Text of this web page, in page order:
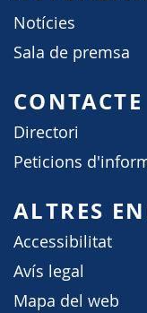
Notícies
Sala de premsa
CONTACTE
Directori
Peticions
ALTRES
Accessibilitat
Avís legal
Mapa del web